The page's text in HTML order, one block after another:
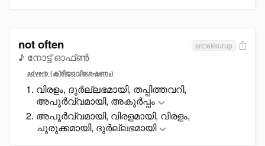
not often
♪ നോട്ട് ഓഫ്ൺ
src:ekkurup
adverb (ക്രിയാവിശേഷണം)
വിരളം, ദുർല്ലഭമായി, തപ്പിത്തവറി,
അപൂർവ്വമായി, അകുർപ്പം
അപൂർവ്വമായി, വിരളമായി, വിരളം,
ചുരുക്കമായി, ദുർല്ലഭമായി